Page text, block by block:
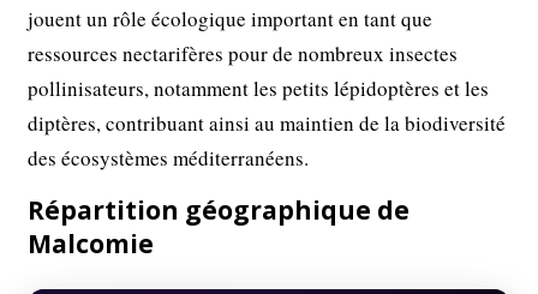
jouent un rôle écologique important en tant que
ressources nectarifères pour de nombreux insectes
pollinisateurs, notamment les petits lépidoptères et les
diptères, contribuant ainsi au maintien de la biodiversité
des écosystèmes méditerranéens.
Répartition géographique de
Malcomie